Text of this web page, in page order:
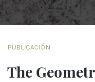
PUBLICACIÓN
The